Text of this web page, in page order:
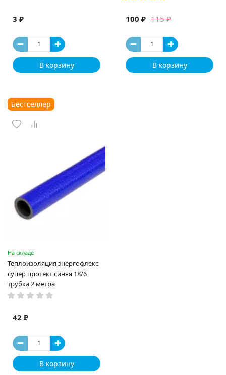
3 ₽
В корзину
115 ₽
100 ₽
В корзину
Бестселлер
На складе
Теплоизоляция энергофлекс
супер протект синяя 18/6
трубка 2 метра
42 ₽
В корзину